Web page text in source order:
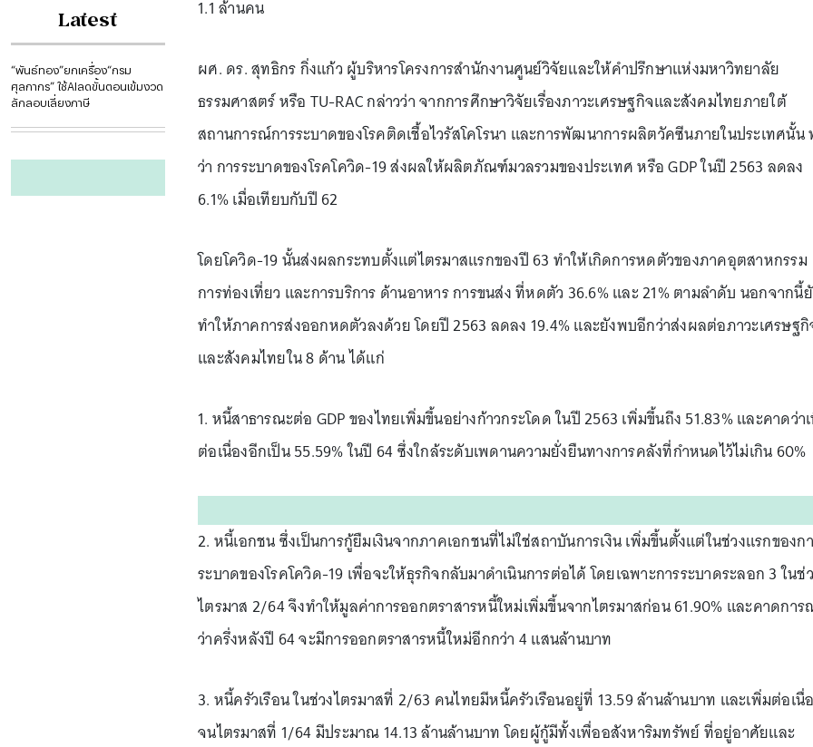
Latest
“พันธ์ทอง”ยกเครื่อง“กรม
ศุลกากร” ใช้AIลดขั้นตอนเข้มงวด
ลักลอบเลี่ยงภาษี
1.1 ล้านคน
ผศ. ดร. สุทธิกร กิ่งแก้ว ผู้บริหารโครงการสำนักงานศูนย์วิจัยและให้คำปรึกษาแห่งมหาวิทยาลัย
ธรรมศาสตร์ หรือ TU-RAC กล่าวว่า จากการศึกษาวิจัยเรื่องภาวะเศรษฐกิจและสังคมไทยภายใต้
สถานการณ์การระบาดของโรคติดเชื้อไวรัสโคโรนา และการพัฒนาการผลิตวัคซีนภายในประเทศนั้น
ว่า การระบาดของโรคโควิด-19 ส่งผลให้ผลิตภัณฑ์มวลรวมของประเทศ หรือ GDP ในปี 2563 ลดลง
6.1% เมื่อเทียบกับปี 62
โดยโควิด-19 นั้นส่งผลกระทบตั้งแต่ไตรมาสแรกของปี 63 ทำให้เกิดการหดตัวของภาคอุตสาหกรรม
การท่องเที่ยว และการบริการ ด้านอาหาร การขนส่ง ที่หดตัว 36.6% และ 21% ตามลำดับ นอกจากนี้
ทำให้ภาคการส่งออกหดตัวลงด้วย โดยปี 2563 ลดลง 19.4% และยังพบอีกว่าส่งผลต่อภาวะเศรษฐ
และสังคมไทยใน 8 ด้าน ได้แก่
1. หนี้สาธารณะต่อ GDP ของไทยเพิ่มขึ้นอย่างก้าวกระโดด ในปี 2563 เพิ่มขึ้นถึง 51.83% และคาดว่า
ต่อเนื่องอีกเป็น 55.59% ในปี 64 ซึ่งใกล้ระดับเพดานความยั่งยืนทางการคลังที่กำหนดไว้ไม่เกิน 60%
2. หนี้เอกชน ซึ่งเป็นการกู้ยืมเงินจากภาคเอกชนที่ไม่ใช่สถาบันการเงิน เพิ่มขึ้นตั้งแต่ในช่วงแรกของก
ระบาดของโรคโควิด-19 เพื่อจะให้ธุรกิจกลับมาดำเนินการต่อได้ โดยเฉพาะการระบาดระลอก 3 ในช่
ไตรมาส 2/64 จึงทำให้มูลค่าการออกตราสารหนี้ใหม่เพิ่มขึ้นจากไตรมาสก่อน 61.90% และคาดกา
ว่าครึ่งหลังปี 64 จะมีการออกตราสารหนี้ใหม่อีกกว่า 4 แสนล้านบาท
3. หนี้ครัวเรือน ในช่วงไตรมาสที่ 2/63 คนไทยมีหนี้ครัวเรือนอยู่ที่ 13.59 ล้านล้านบาท และเพิ่มต่อเนื่
จนไตรมาสที่ 1/64 มีประมาณ 14.13 ล้านล้านบาท โดยผู้กู้มีทั้งเพื่ออสังหาริมทรัพย์ ที่อยู่อาศัยและ